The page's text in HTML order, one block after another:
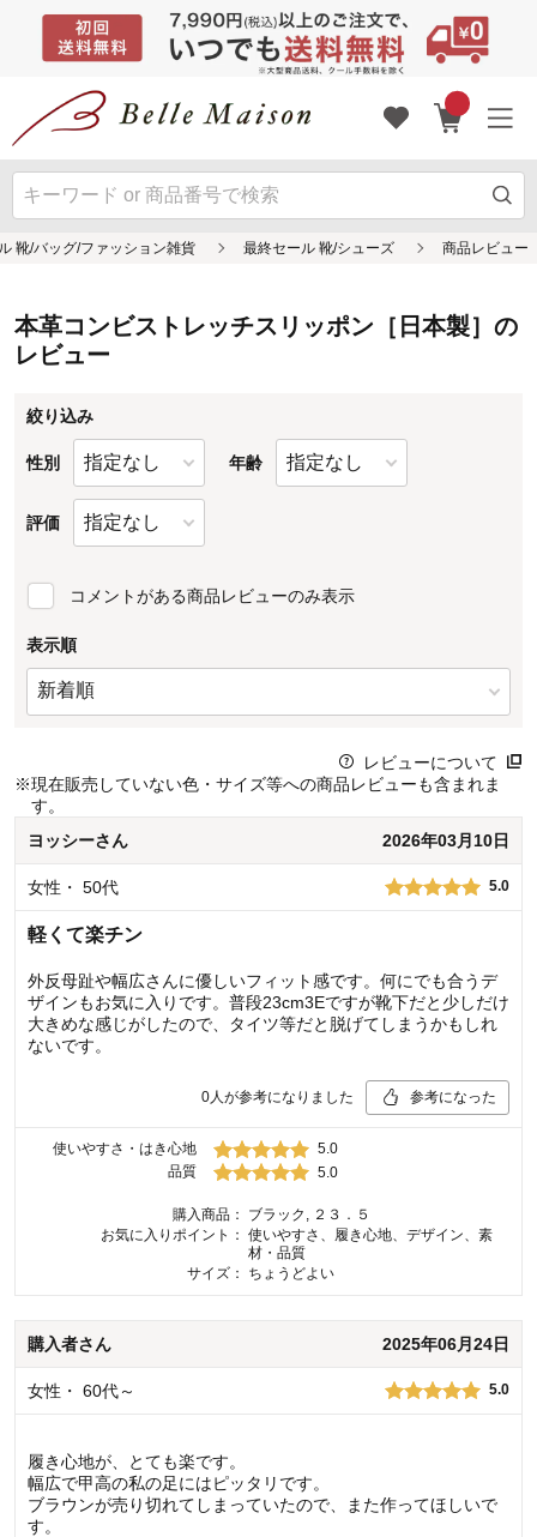
本革コンビストレッチスリッポン［日本製］の
レビュー
絞り込み
性別 年齢
評価
コメントがある商品レビューのみ表示
表示順
レビューについて
※現在販売していない色・サイズ等への商品レビューも含まれま
す。
ヨッシーさん 2026年03月10日
女性 ・ 50代 5.0
軽くて楽チン
外反母趾や幅広さんに優しいフィット感です。何にでも合うデ
ザインもお気に入りです。普段23cm3Eですが靴下だと少しだけ
大きめな感じがしたので、タイツ等だと脱げてしまうかもしれ
ないです。
0人が参考になりました 参考になった
使いやすさ・はき心地
5.0
品質
5.0
購入商品：
ブラック, ２３．５
お気に入りポイント： 使いやすさ、履き心地、デザイン、素
材・品質
サイズ：
ちょうどよい
購入者さん 2025年06月24日
女性 ・ 60代～ 5.0
履き心地が、とても楽です。
幅広で甲高の私の足にはピッタリです。
ブラウンが売り切れてしまっていたので、また作ってほしいで
す。